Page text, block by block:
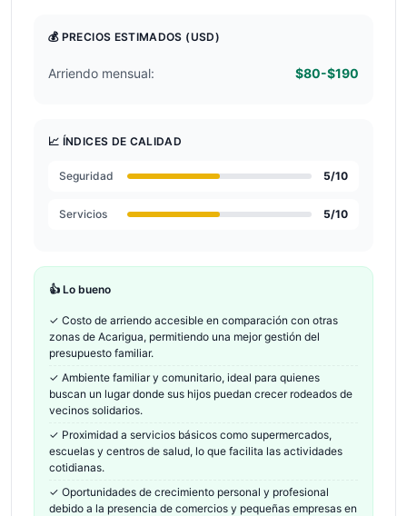
💰 PRECIOS ESTIMADOS (USD)
Arriendo mensual: $80-$190
📈 ÍNDICES DE CALIDAD
Seguridad 5/10
Servicios 5/10
👍 Lo bueno
✓ Costo de arriendo accesible en comparación con otras
zonas de Acarigua, permitiendo una mejor gestión del
presupuesto familiar.
✓ Ambiente familiar y comunitario, ideal para quienes
buscan un lugar donde sus hijos puedan crecer rodeados de
vecinos solidarios.
✓ Proximidad a servicios básicos como supermercados,
escuelas y centros de salud, lo que facilita las actividades
cotidianas.
✓ Oportunidades de crecimiento personal y profesional
debido a la presencia de comercios y pequeñas empresas en